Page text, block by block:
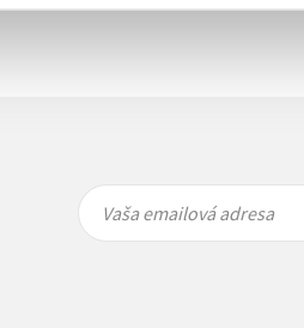
Vaša
emailová
Vaša
emailová
Vaša emailová adresa